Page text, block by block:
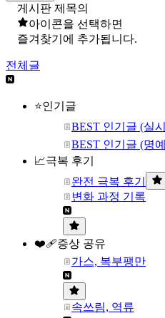
게시판 제목의
아이콘을 선택하면
즐겨찾기에 추가됩니다.
전체글
⭐인기글
BEST 인기글 (실
BEST 인기글 (명
📈극복 후기
완전 극복 후기
변화 과정 기록
❤️‍🩹증상 공유
가스, 복부팽만
속쓰림, 역류